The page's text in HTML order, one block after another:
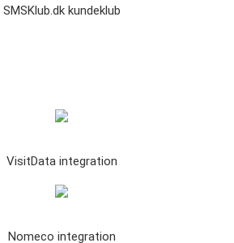
SMSKlub.dk kundeklub
VisitData integration
Nomeco integration